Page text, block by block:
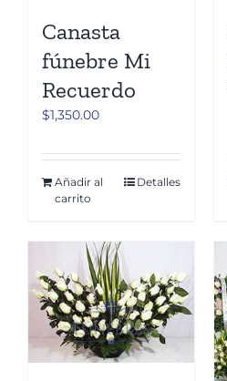
Canasta
fúnebre Mi
Recuerdo
$1,350.00
Añadir al
carrito
Detalles